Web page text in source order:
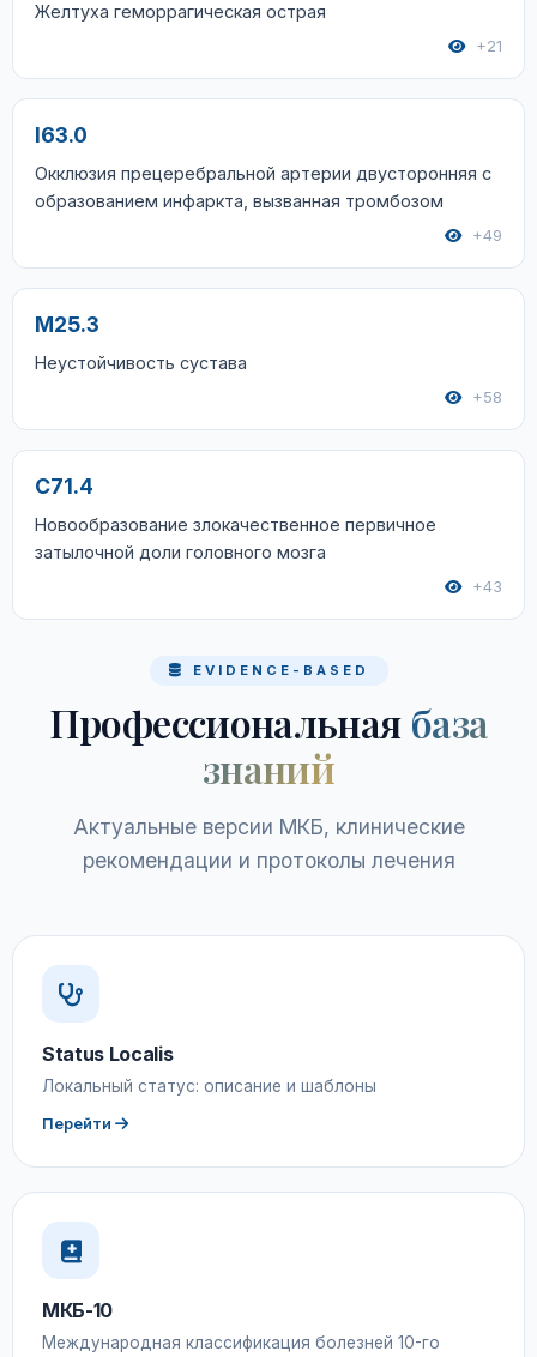
Желтуха геморрагическая острая
+21
I63.0
Окклюзия прецеребральной артерии двусторонняя с
образованием инфаркта, вызванная тромбозом
+49
M25.3
Неустойчивость сустава
+58
C71.4
Новообразование злокачественное первичное
затылочной доли головного мозга
+43
EVIDENCE-BASED
Профессиональная база
знаний
Актуальные версии МКБ, клинические
рекомендации и протоколы лечения
Status Localis
Локальный статус: описание и шаблоны
Перейти
МКБ-10
Международная классификация болезней 10-го